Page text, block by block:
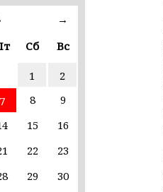
и
ВСУ
гибели
→
Сб Вс
1
2
7 8
9
15
16
22
23
29
30